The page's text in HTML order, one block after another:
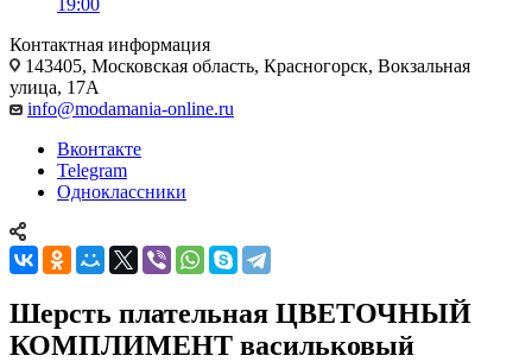
19:00
Контактная информация
143405, Московская область, Красногорск, Вокзальная
улица, 17А
info@modamania-online.ru
Вконтакте
Telegram
Одноклассники
Шерсть плательная ЦВЕТОЧНЫЙ
КОМПЛИМЕНТ васильковый